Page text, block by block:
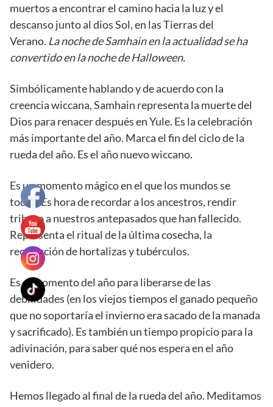
muertos a encontrar el camino hacia la luz y el
descanso junto al dios Sol, en las Tierras del
Verano. La noche de Samhain en la actualidad se ha
convertido en la noche de Halloween.
Simbólicamente hablando y de acuerdo con la
creencia wiccana, Samhain representa la muerte del
Dios para renacer después en Yule. Es la celebración
más importante del año. Marca el fin del ciclo de la
rueda del año. Es el año nuevo wiccano.
Es un momento mágico en el que los mundos se
tocan. Es hora de recordar a los ancestros, rendir
tributo a nuestros antepasados que han fallecido.
Representa el ritual de la última cosecha, la
recolección de hortalizas y tubérculos.
Es el momento del año para liberarse de las
debilidades (en los viejos tiempos el ganado pequeño
que no soportaría el invierno era sacado de la manada
y sacrificado). Es también un tiempo propicio para la
adivinación, para saber qué nos espera en el año
venidero.
Hemos llegado al final de la rueda del año. Meditamos